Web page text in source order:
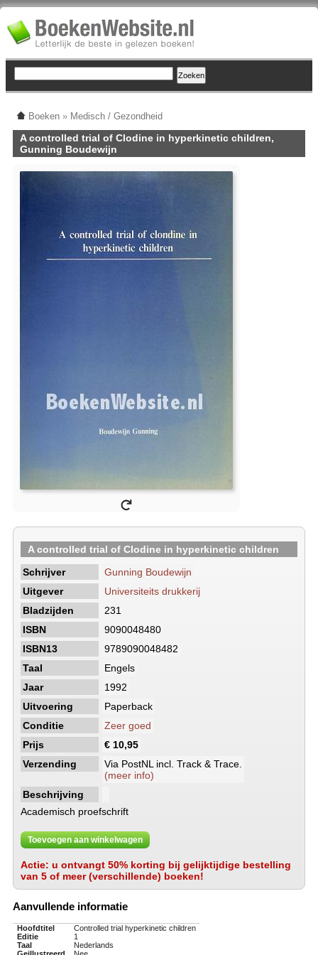
Boeken » Medisch / Gezondheid
A controlled trial of Clodine in hyperkinetic children,
Gunning Boudewijn
A controlled trial of Clodine in hyperkinetic children
Schrijver
Gunning Boudewijn
Uitgever
Universiteits drukkerij
Bladzijden
231
ISBN
9090048480
ISBN13
9789090048482
Taal
Engels
Jaar
1992
Uitvoering
Paperback
Conditie
Zeer goed
Prijs
€ 10,95
Verzending
Via PostNL incl. Track & Trace.
(meer info)
Beschrijving
Academisch proefschrift
Toevoegen aan winkelwagen
Actie: u ontvangt 50% korting bij gelijktijdige bestelling
van 5 of meer (verschillende) boeken!
Aanvullende informatie
Hoofdtitel
Controlled trial hyperkinetic children
Editie
1
Taal
Nederlands